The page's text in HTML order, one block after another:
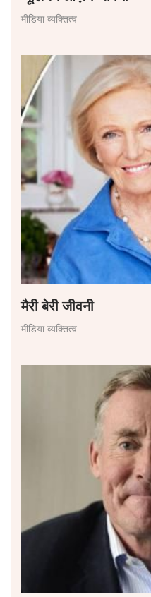
मीडिया व्यक्तित्व
मैरी बेरी जीवनी
मीडिया व्यक्तित्व